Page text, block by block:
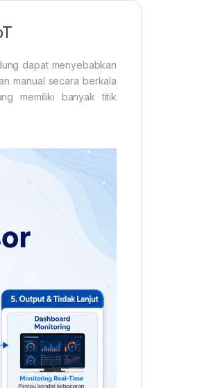
dapat menyebabkan
manual secara berkala
memiliki banyak titik